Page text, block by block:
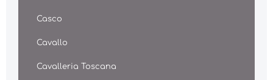
Casco
Cavallo
Cavalleria Toscana